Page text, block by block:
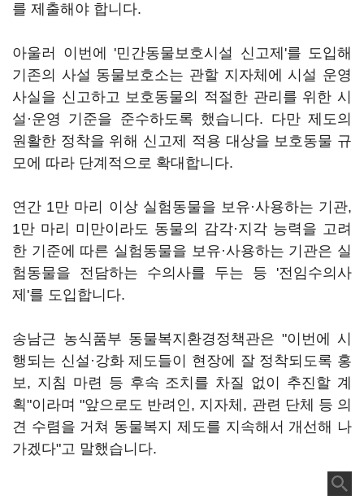
를 제출해야 합니다.
아울러 이번에 '민간동물보호시설 신고제'를 도입해
기존의 사설 동물보호소는 관할 지자체에 시설 운영
사실을 신고하고 보호동물의 적절한 관리를 위한 시
설·운영 기준을 준수하도록 했습니다. 다만 제도의
원활한 정착을 위해 신고제 적용 대상을 보호동물 규
모에 따라 단계적으로 확대합니다.
연간 1만 마리 이상 실험동물을 보유·사용하는 기관,
1만 마리 미만이라도 동물의 감각·지각 능력을 고려
한 기준에 따른 실험동물을 보유·사용하는 기관은 실
험동물을 전담하는 수의사를 두는 등 '전임수의사
제'를 도입합니다.
송남근 농식품부 동물복지환경정책관은 "이번에 시
행되는 신설·강화 제도들이 현장에 잘 정착되도록 홍
보, 지침 마련 등 후속 조치를 차질 없이 추진할 계
획"이라며 "앞으로도 반려인, 지자체, 관련 단체 등 의
견 수렴을 거쳐 동물복지 제도를 지속해서 개선해 나
가겠다"고 말했습니다.